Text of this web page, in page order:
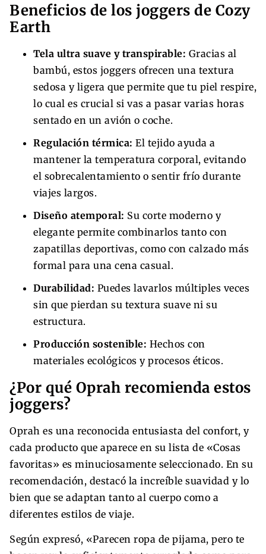
Beneficios de los joggers de Cozy
Earth
Tela ultra suave y transpirable: Gracias al
bambú, estos joggers ofrecen una textura
sedosa y ligera que permite que tu piel respire,
lo cual es crucial si vas a pasar varias horas
sentado en un avión o coche.
Regulación térmica: El tejido ayuda a
mantener la temperatura corporal, evitando
el sobrecalentamiento o sentir frío durante
viajes largos.
Diseño atemporal: Su corte moderno y
elegante permite combinarlos tanto con
zapatillas deportivas, como con calzado más
formal para una cena casual.
Durabilidad: Puedes lavarlos múltiples veces
sin que pierdan su textura suave ni su
estructura.
Producción sostenible: Hechos con
materiales ecológicos y procesos éticos.
¿Por qué Oprah recomienda estos
joggers?
Oprah es una reconocida entusiasta del confort, y
cada producto que aparece en su lista de «Cosas
favoritas» es minuciosamente seleccionado. En su
recomendación, destacó la increíble suavidad y lo
bien que se adaptan tanto al cuerpo como a
diferentes estilos de viaje.
Según expresó, «Parecen ropa de pijama, pero te